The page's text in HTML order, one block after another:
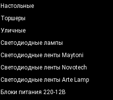
Настольные
Торшеры
Уличные
Светодиодные лампы
Светодиодные ленты Maytoni
Светодиодные ленты Novotech
Светодиодные ленты Arte Lamp
Блоки питания 220-12В